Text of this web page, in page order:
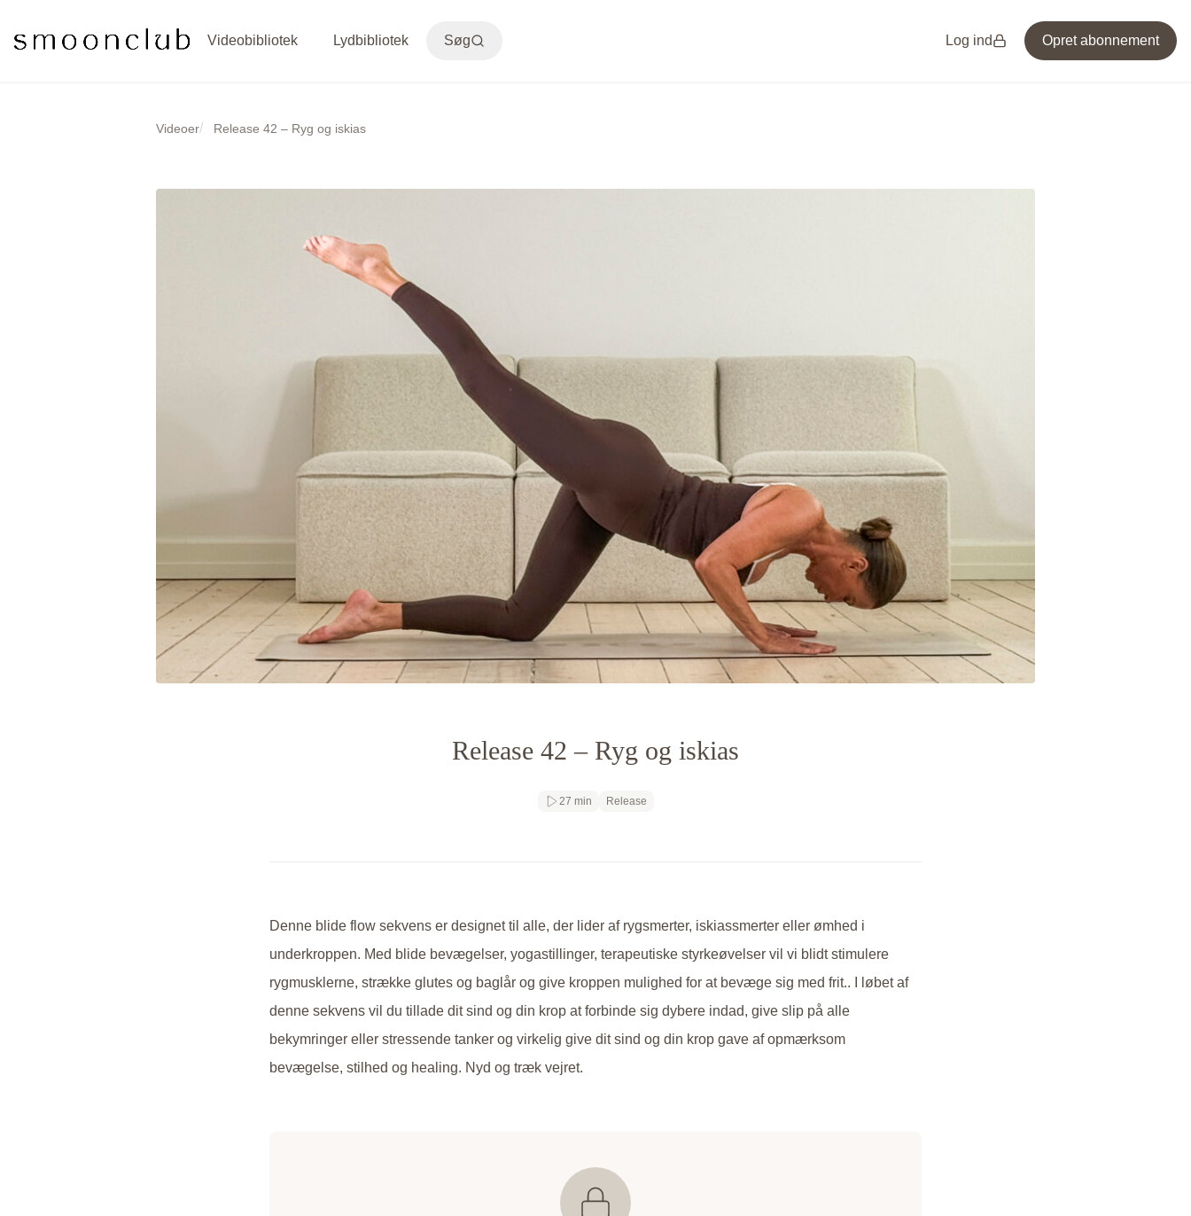
Videobibliotek Lydbibliotek Søg Log ind Opret abonnement
Videoer/ Release 42 – Ryg og iskias
Release 42 – Ryg og iskias
27 min Release
Denne blide flow sekvens er designet til alle, der lider af rygsmerter, iskiassmerter eller ømhed i
underkroppen. Med blide bevægelser, yogastillinger, terapeutiske styrkeøvelser vil vi blidt stimulere
rygmusklerne, strække glutes og baglår og give kroppen mulighed for at bevæge sig med frit.. I løbet af
denne sekvens vil du tillade dit sind og din krop at forbinde sig dybere indad, give slip på alle
bekymringer eller stressende tanker og virkelig give dit sind og din krop gave af opmærksom
bevægelse, stilhed og healing. Nyd og træk vejret.